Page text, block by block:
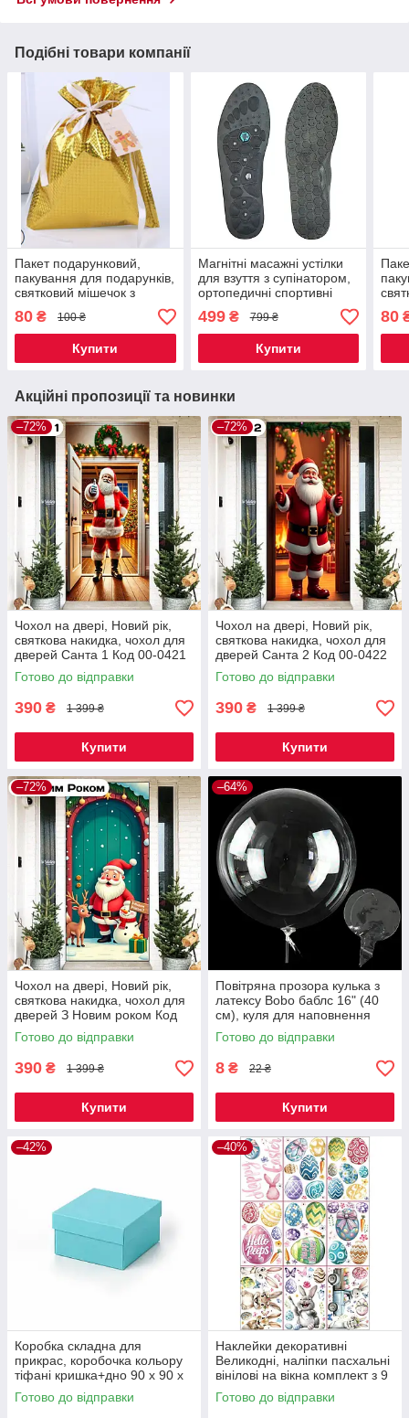
Подібні товари компанії
Пакет подарунковий,
пакування для подарунків,
святковий мішечок з
зав'язками Золотий розмір
24*32 Код 00-0148
80 ₴ 100 ₴
Купити
Магнітні масажні устілки
для взуття з супінатором,
ортопедичні спортивні
м'які комфортні, 1 пара
чорні розмір 35-39 Код 00-
0823
499₴ 799 ₴
Купити
80
Акційні пропозиції та новинки
–72%
Чохол на двері, Новий рік,
святкова накидка, чохол для
дверей Санта 1 Код 00-0421
Готово до відправки
390 ₴ 1 399 ₴
Купити
–72%
Чохол на двері, Новий рік,
святкова накидка, чохол для
дверей Санта 2 Код 00-0422
Готово до відправки
390 ₴ 1 399 ₴
Купити
–72%
Чохол на двері, Новий рік,
святкова накидка, чохол для
дверей З Новим роком Код
00-0423
Готово до відправки
390 ₴ 1 399 ₴
Купити
–64%
Повітряна прозора кулька з
латексу Bobo баблс 16" (40
см), куля для наповнення
гелієм КОД 00-0960
Готово до відправки
8 ₴ 22 ₴
Купити
–42%
Коробка складна для
прикрас, коробочка кольору
тіфані кришка+дно 90 х 90 х
50 мм, КОД 00-0958
Готово до відправки
–40%
Наклейки декоративні
Великодні, наліпки пасхальні
вінілові на вікна комплект з 9
листів Дизайн №1 Код 00-
0842
Готово до відправки